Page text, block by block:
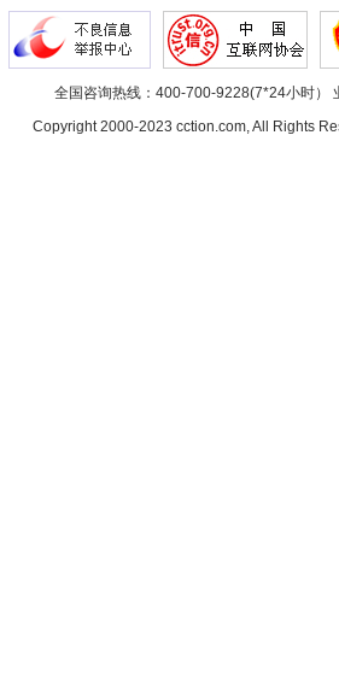
全国咨询热线：400-700-9228(7*24小时）
Copyright 2000-2023 cction.com, All Rights